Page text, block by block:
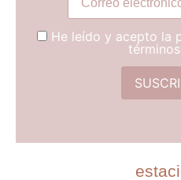
He leído y acepto la